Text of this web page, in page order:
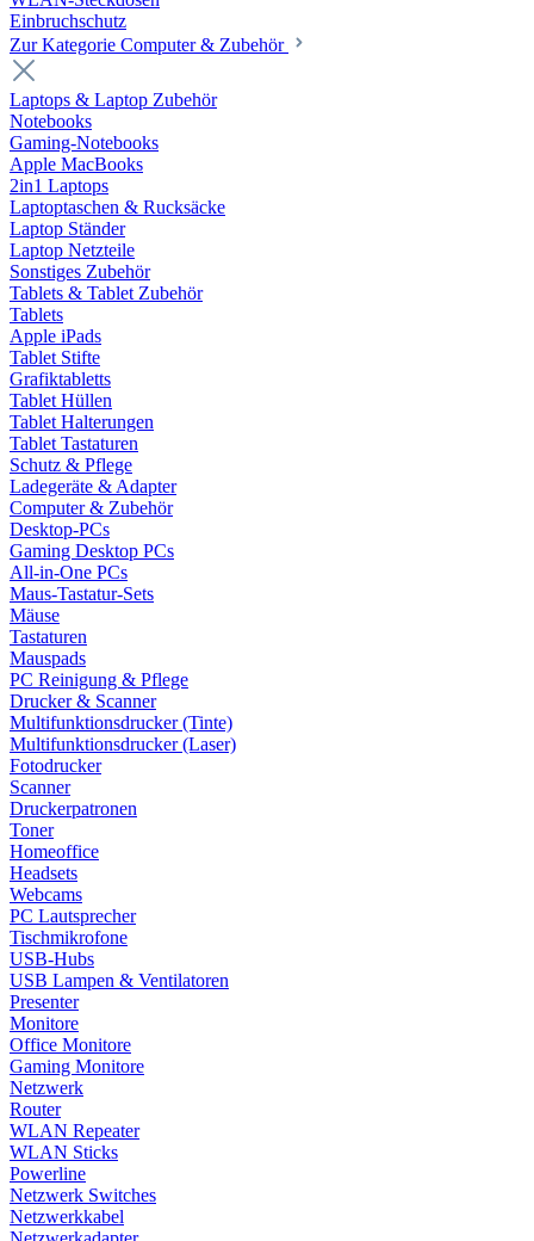
Einbruchschutz
Zur Kategorie Computer & Zubehör
Laptops & Laptop Zubehör
Notebooks
Gaming-Notebooks
Apple MacBooks
2in1 Laptops
Laptoptaschen & Rucksäcke
Laptop Ständer
Laptop Netzteile
Sonstiges Zubehör
Tablets & Tablet Zubehör
Tablets
Apple iPads
Tablet Stifte
Grafiktabletts
Tablet Hüllen
Tablet Halterungen
Tablet Tastaturen
Schutz & Pflege
Ladegeräte & Adapter
Computer & Zubehör
Desktop-PCs
Gaming Desktop PCs
All-in-One PCs
Maus-Tastatur-Sets
Mäuse
Tastaturen
Mauspads
PC Reinigung & Pflege
Drucker & Scanner
Multifunktionsdrucker (Tinte)
Multifunktionsdrucker (Laser)
Fotodrucker
Scanner
Druckerpatronen
Toner
Homeoffice
Headsets
Webcams
PC Lautsprecher
Tischmikrofone
USB-Hubs
USB Lampen & Ventilatoren
Presenter
Monitore
Office Monitore
Gaming Monitore
Netzwerk
Router
WLAN Repeater
WLAN Sticks
Powerline
Netzwerk Switches
Netzwerkkabel